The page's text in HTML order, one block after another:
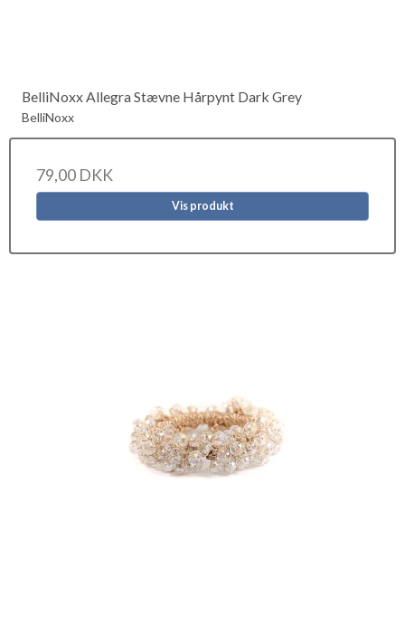
BelliNoxx Allegra Stævne Hårpynt Dark Grey
BelliNoxx
79,00 DKK
Vis produkt